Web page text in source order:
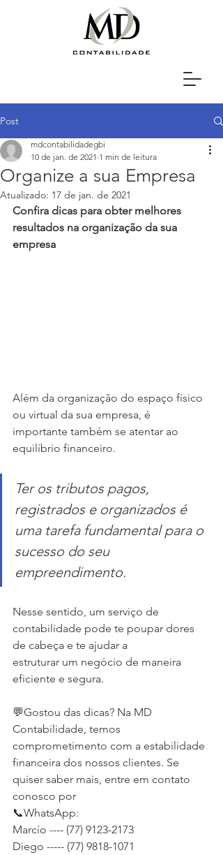
Post
Organize a sua Empresa
mdcontabilidadegbi
10 de jan. de 2021 1 min de leitura
Atualizado: 17 de jan. de 2021
Confira dicas para obter melhores
resultados na organização da sua
empresa
Além da organização do espaço físico
ou virtual da sua empresa, é
importante também se atentar ao
equilíbrio financeiro.
Ter os tributos pagos,
registrados e organizados é
uma tarefa fundamental para o
sucesso do seu
empreendimento.
Nesse sentido, um serviço de
contabilidade pode te poupar dores
de cabeça e te ajudar a
estruturar um negócio de maneira
eficiente e segura.
💬Gostou das dicas? Na MD
Contabilidade, temos
comprometimento com a estabilidade
financeira dos nossos clientes. Se
quiser saber mais, entre em contato
conosco por
📞WhatsApp:
Marcío ---- (77) 9123-2173
Diego ----- (77) 9818-1071